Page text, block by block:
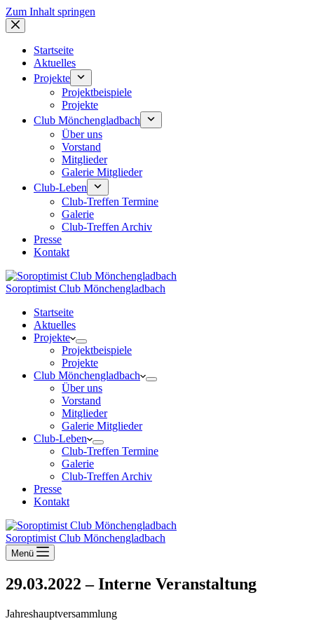
Zum Inhalt springen
Startseite
Aktuelles
Projekte
Projektbeispiele
Projekte
Club Mönchengladbach
Über uns
Vorstand
Mitglieder
Galerie Mitglieder
Club-Leben
Club-Treffen Termine
Galerie
Club-Treffen Archiv
Presse
Kontakt
Soroptimist Club Mönchengladbach
Startseite
Aktuelles
Projekte
Projektbeispiele
Projekte
Club Mönchengladbach
Über uns
Vorstand
Mitglieder
Galerie Mitglieder
Club-Leben
Club-Treffen Termine
Galerie
Club-Treffen Archiv
Presse
Kontakt
Soroptimist Club Mönchengladbach
Menü
29.03.2022 – Interne Veranstaltung
Jahreshauptversammlung